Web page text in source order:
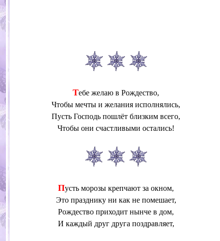
Тебе желаю в Рождество,
Чтобы мечты и желания исполнялись,
Пусть Господь пошлёт близким всего,
Чтобы они счастливыми остались!
Пусть морозы крепчают за окном,
Это празднику ни как не помешает,
Рождество приходит нынче в дом,
И каждый друг друга поздравляет,